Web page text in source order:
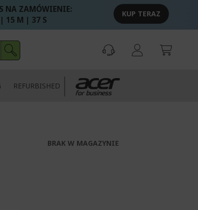
NA ZAMÓWIENIE:
15 M | 36 S
KUP TERAZ
REFURBISHED
BRAK W MAGAZYNIE